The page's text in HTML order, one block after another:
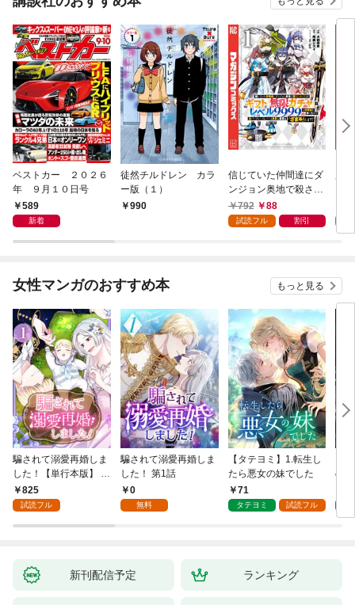
ベストカー ２０２６
年 ９月１０日号
589
新着
徒然チルドレン カラ
ー版（１）
990
信じていた仲間達にダ
ンジョン奥地で殺され
かけたがギフト『無限
ガチャ』でレベル９９
『ざまぁ！』します！
792 88
試読フル 割引
女性マンガのおすすめ本 もっと見る
騙されて溺愛再婚しま
した！【単行本版】 1
巻825
試読フル
騙されて溺愛再婚しま
した！ 第1話
0
無料
【タテヨミ】1.転生し
たら悪女の妹でした
71
タテヨミ 試読フル
の
新刊配信予定 ランキング